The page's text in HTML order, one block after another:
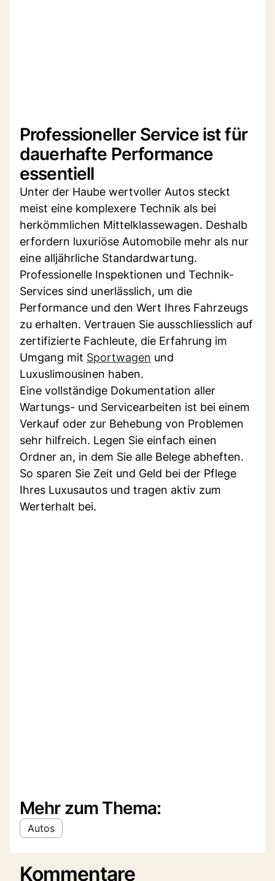
Professioneller Service ist für
dauerhafte Performance
essentiell
Unter der Haube wertvoller Autos steckt
meist eine komplexere Technik als bei
herkömmlichen Mittelklassewagen. Deshalb
erfordern luxuriöse Automobile mehr als nur
eine alljährliche Standardwartung.
Professionelle Inspektionen und Technik-
Services sind unerlässlich, um die
Performance und den Wert Ihres Fahrzeugs
zu erhalten. Vertrauen Sie ausschliesslich auf
zertifizierte Fachleute, die Erfahrung im
Umgang mit Sportwagen und
Luxuslimousinen haben.
Eine vollständige Dokumentation aller
Wartungs- und Servicearbeiten ist bei einem
Verkauf oder zur Behebung von Problemen
sehr hilfreich. Legen Sie einfach einen
Ordner an, in dem Sie alle Belege abheften.
So sparen Sie Zeit und Geld bei der Pflege
Ihres Luxusautos und tragen aktiv zum
Werterhalt bei.
Mehr zum Thema:
Autos
Kommentare